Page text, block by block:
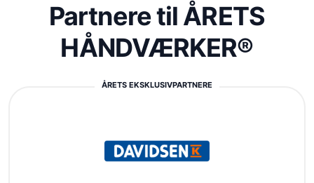
Partnere til ÅRETS
HÅNDVÆRKER®
ÅRETS EKSKLUSIVPARTNERE